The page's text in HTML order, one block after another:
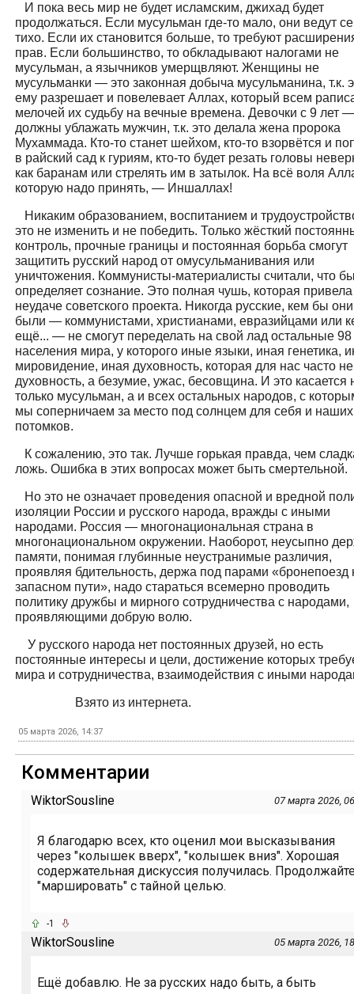
И пока весь мир не будет исламским, джихад будет
продолжаться. Если мусульман где-то мало, они ведут
тихо. Если их становится больше, то требуют
прав. Если большинство, то обкладывают налогами не
мусульман, а язычников умерщвляют. Женщины не
мусульманки — это законная добыча мусульманина, т.к.
ему разрешает и повелевает Аллах, который всем
мелочей их судьбу на вечные времена. Девочки с 9 лет —
должны ублажать мужчин, т.к. это делала жена пророка
Мухаммада. Кто-то станет шейхом, кто-то взорвётся и
в райский сад к гуриям, кто-то будет резать головы
как баранам или стрелять им в затылок. На всё воля
которую надо принять, — Иншаллах!
Никаким образованием, воспитанием и
это не изменить и не победить. Только жёсткий
контроль, прочные границы и постоянная борьба смогут
защитить русский народ от омусульманивания или
уничтожения. Коммунисты-материалисты считали, что
определяет сознание. Это полная чушь, которая привела
неудаче советского проекта. Никогда русские, кем бы
были — коммунистами, христианами, евразийцами или
ещё... — не смогут переделать на свой лад остальные 98
населения мира, у которого иные языки, иная генетика,
мировидение, иная духовность, которая для нас часто не
духовность, а безумие, ужас, бесовщина. И это касается
только мусульман, а и всех остальных народов, с
мы соперничаем за место под солнцем для себя и наших
потомков.
К сожалению, это так. Лучше горькая правда, чем
ложь. Ошибка в этих вопросах может быть смертельной.
Но это не означает проведения опасной и вредной
изоляции России и русского народа, вражды с иными
народами. Россия — многонациональная страна в
многонациональном окружении. Наоборот, неусыпно
памяти, понимая глубинные неустранимые различия,
проявляя бдительность, держа под парами «бронепоезд
запасном пути», надо стараться всемерно проводить
политику дружбы и мирного сотрудничества с народами,
проявляющими добрую волю.
У русского народа нет постоянных друзей, но есть
постоянные интересы и цели, достижение которых
мира и сотрудничества, взаимодействия с иными
Взято из интернета.
05 марта 2026, 14:37
Комментарии
WiktorSousline 07 марта 2026,
Я благодарю всех, кто оценил мои высказывания
через "колышек вверх", "колышек вниз". Хорошая
содержательная дискуссия получилась.
"маршировать" с тайной целью.
-1
WiktorSousline 05 марта 2026,
Ещё добавлю. Не за русских надо быть, а быть